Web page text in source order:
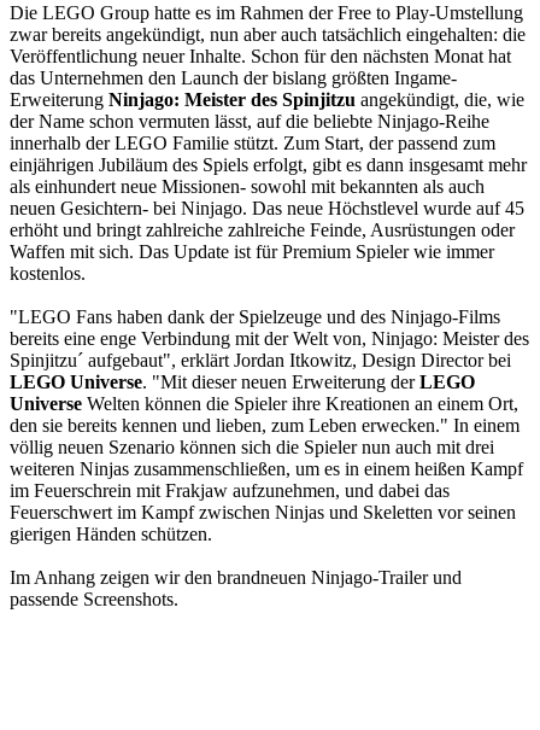
Die LEGO Group hatte es im Rahmen der Free to Play-Umstellung
zwar bereits angekündigt, nun aber auch tatsächlich eingehalten: die
Veröffentlichung neuer Inhalte. Schon für den nächsten Monat hat
das Unternehmen den Launch der bislang größten Ingame-
Erweiterung Ninjago: Meister des Spinjitzu angekündigt, die, wie
der Name schon vermuten lässt, auf die beliebte Ninjago-Reihe
innerhalb der LEGO Familie stützt. Zum Start, der passend zum
einjährigen Jubiläum des Spiels erfolgt, gibt es dann insgesamt mehr
als einhundert neue Missionen- sowohl mit bekannten als auch
neuen Gesichtern- bei Ninjago. Das neue Höchstlevel wurde auf 45
erhöht und bringt zahlreiche zahlreiche Feinde, Ausrüstungen oder
Waffen mit sich. Das Update ist für Premium Spieler wie immer
kostenlos.
"LEGO Fans haben dank der Spielzeuge und des Ninjago-Films
bereits eine enge Verbindung mit der Welt von, Ninjago: Meister des
Spinjitzu´ aufgebaut", erklärt Jordan Itkowitz, Design Director bei
LEGO Universe. "Mit dieser neuen Erweiterung derLEGO
Universe Welten können die Spieler ihre Kreationen an einem Ort,
den sie bereits kennen und lieben, zum Leben erwecken." In einem
völlig neuen Szenario können sich die Spieler nun auch mit drei
weiteren Ninjas zusammenschließen, um es in einem heißen Kampf
im Feuerschrein mit Frakjaw aufzunehmen, und dabei das
Feuerschwert im Kampf zwischen Ninjas und Skeletten vor seinen
gierigen Händen schützen.
Im Anhang zeigen wir den brandneuen Ninjago-Trailer und
passende Screenshots.